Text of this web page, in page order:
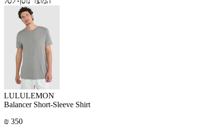
LULULEMON
Balancer Short-Sleeve Shirt
₪ 350